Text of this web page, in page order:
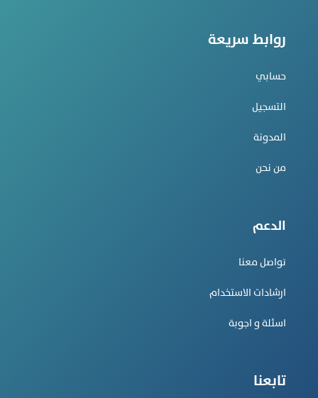
روابط سريعة
حسابي
التسجيل
المدونة
من نحن
الدعم
تواصل معنا
ارشادات الاستخدام
اسئلة و اجوبة
تابعنا